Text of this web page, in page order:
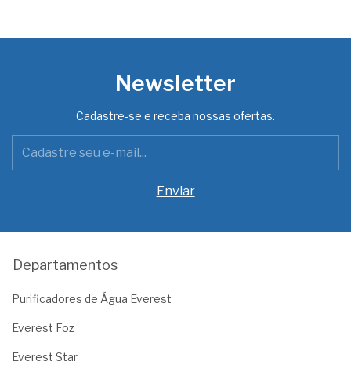
Newsletter
Cadastre-se e receba nossas ofertas.
Departamentos
Purificadores de Água Everest
Everest Foz
Everest Star